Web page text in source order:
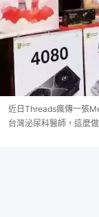
近日Threads瘋傳一張
台灣泌尿科醫師，這麼